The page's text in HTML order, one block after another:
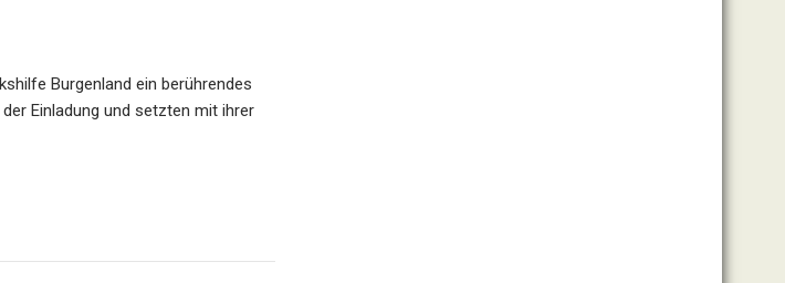
Burgenland ein berührendes
Einladung und setzten mit ihrer